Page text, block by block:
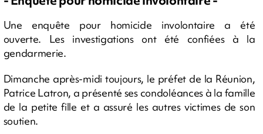
Une enquête pour homicide involontaire a été
ouverte. Les investigations ont été confiées à la
gendarmerie.
Dimanche après-midi toujours, le préfet de la Réunion,
Patrice Latron, a présenté ses condoléances à la famille
de la petite fille et a assuré les autres victimes de son
soutien.